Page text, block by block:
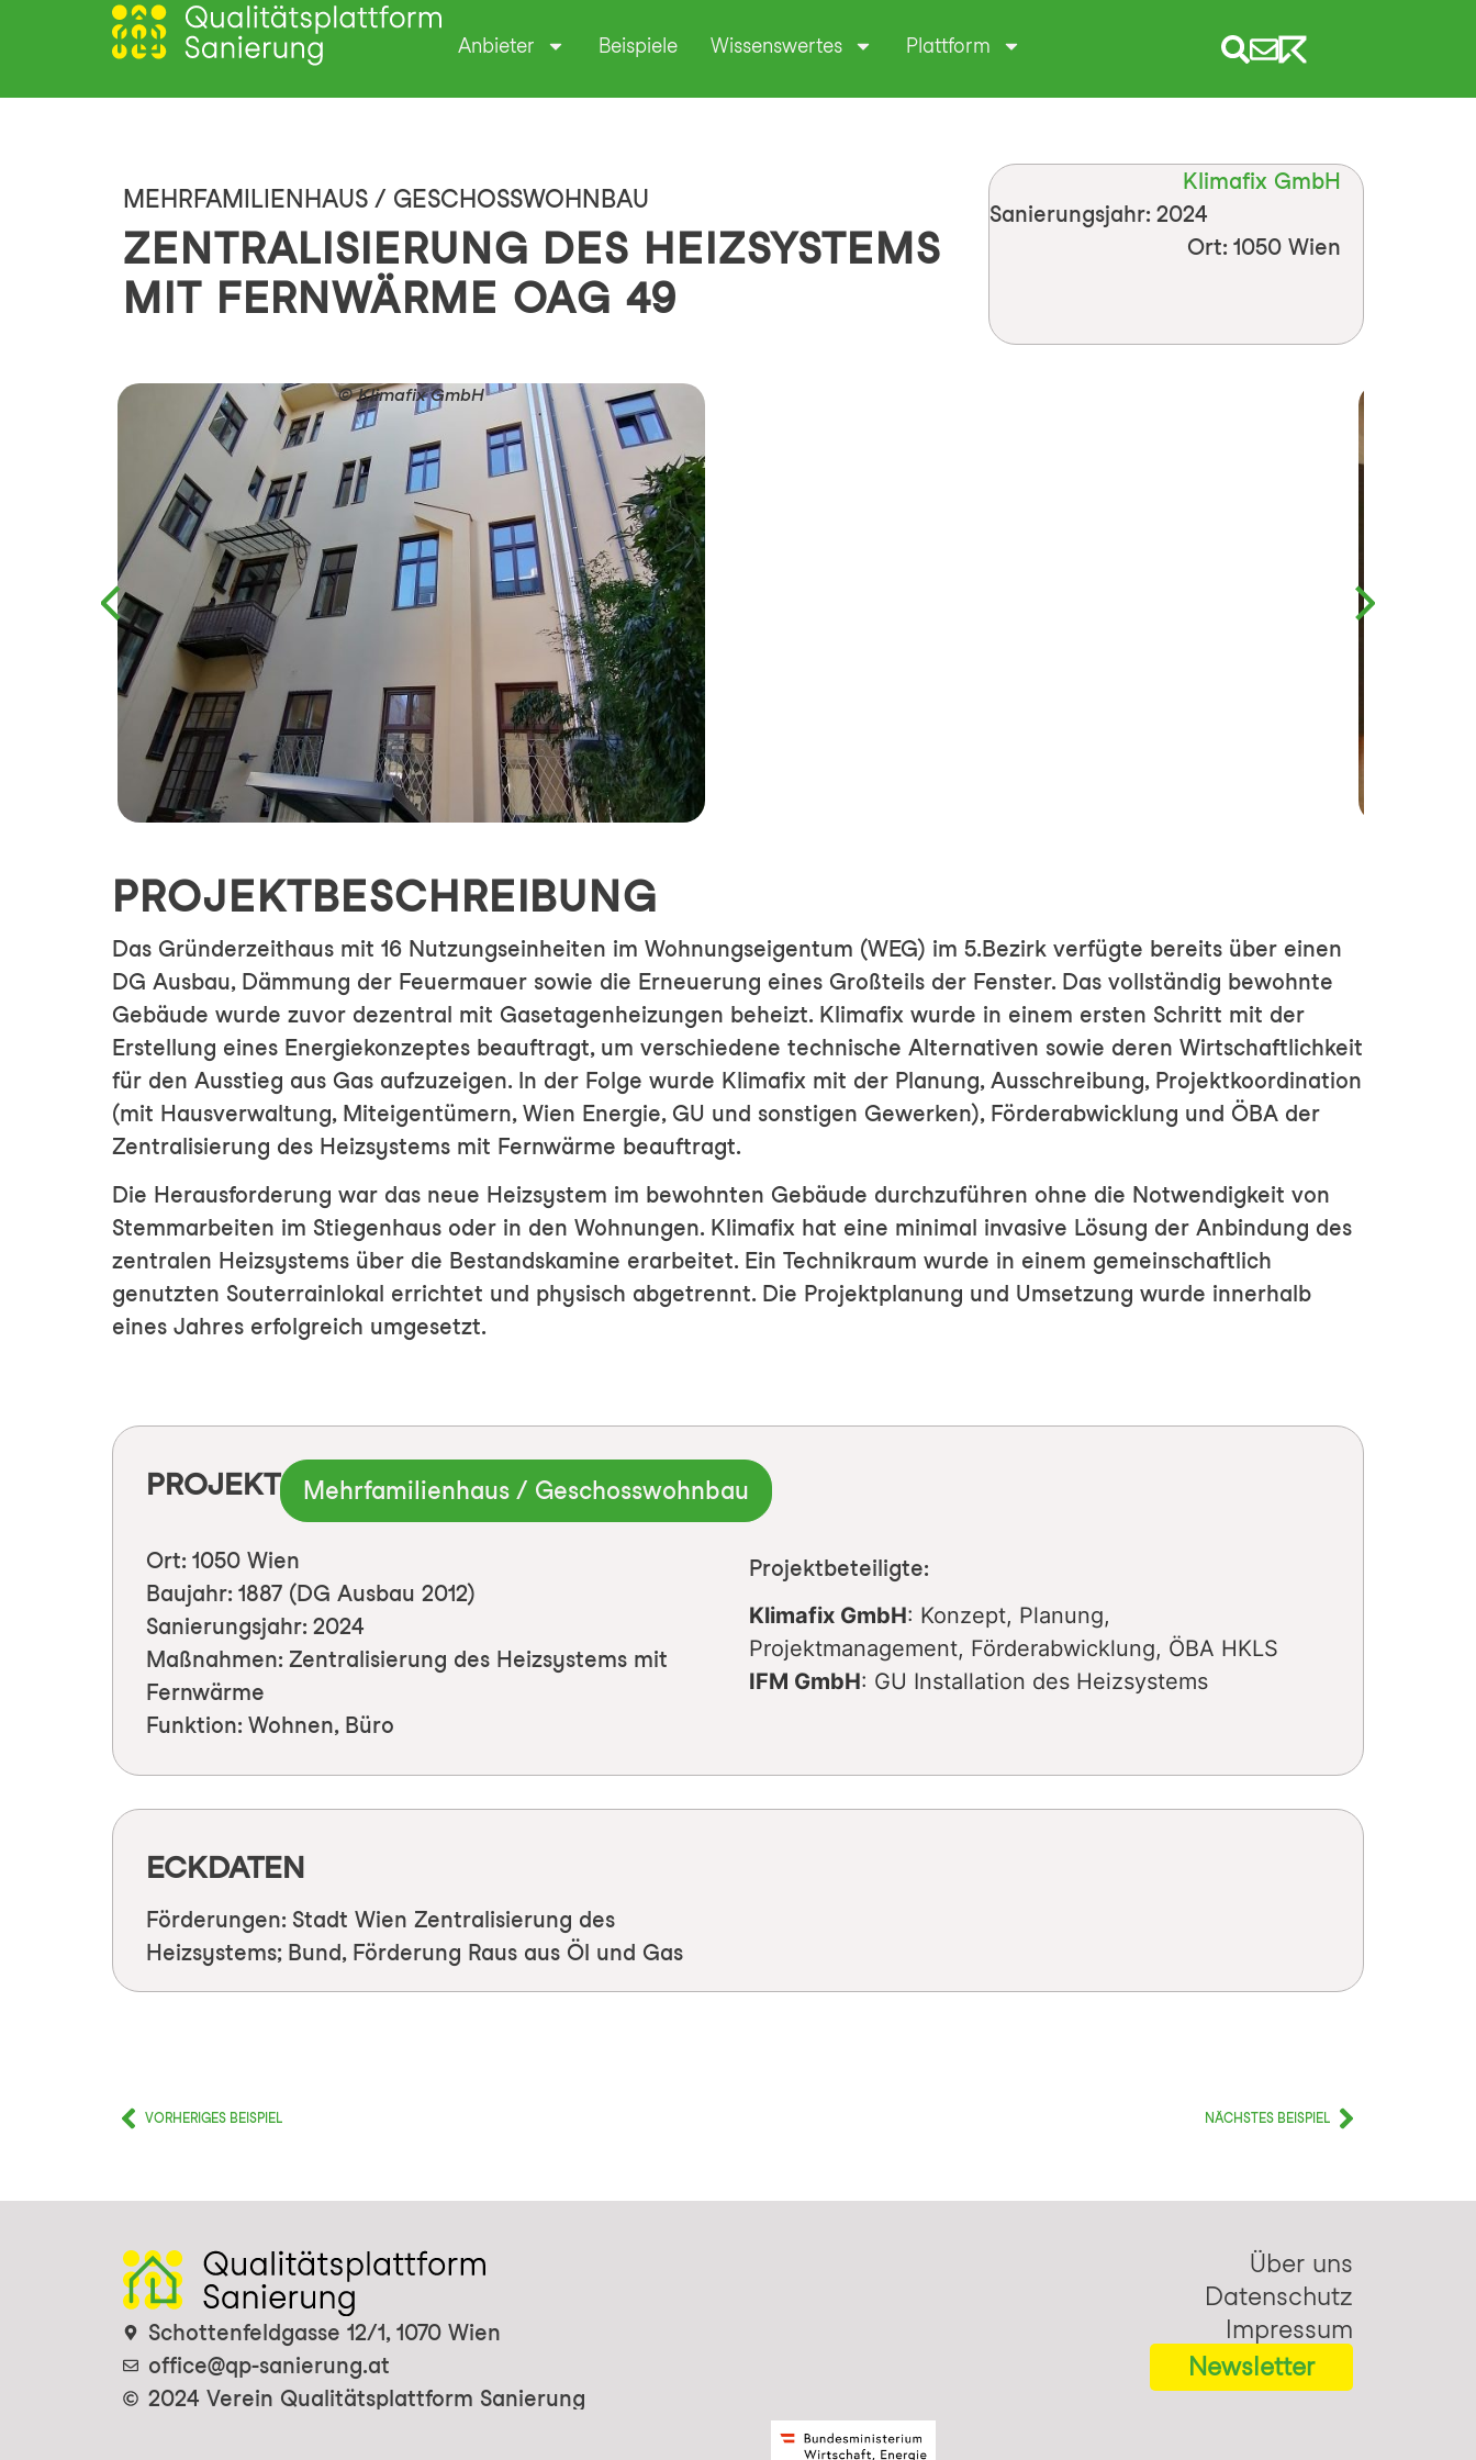
Anbieter Beispiele Wissenswertes Plattform
MEHRFAMILIENHAUS / GESCHOSSWOHNBAU
ZENTRALISIERUNG DES HEIZSYSTEMS
MIT FERNWÄRME OAG 49
Klimafix GmbH
Sanierungsjahr: 2024
Ort: 1050 Wien
© Klimafix GmbH
PROJEKTBESCHREIBUNG
Das Gründerzeithaus mit 16 Nutzungseinheiten im Wohnungseigentum (WEG) im 5.Bezirk verfügte bereits über einen
DG Ausbau, Dämmung der Feuermauer sowie die Erneuerung eines Großteils der Fenster. Das vollständig bewohnte
Gebäude wurde zuvor dezentral mit Gasetagenheizungen beheizt. Klimafix wurde in einem ersten Schritt mit der
Erstellung eines Energiekonzeptes beauftragt, um verschiedene technische Alternativen sowie deren Wirtschaftlichkeit
für den Ausstieg aus Gas aufzuzeigen. In der Folge wurde Klimafix mit der Planung, Ausschreibung, Projektkoordination
(mit Hausverwaltung, Miteigentümern, Wien Energie, GU und sonstigen Gewerken), Förderabwicklung und ÖBA der
Zentralisierung des Heizsystems mit Fernwärme beauftragt.
Die Herausforderung war das neue Heizsystem im bewohnten Gebäude durchzuführen ohne die Notwendigkeit von
Stemmarbeiten im Stiegenhaus oder in den Wohnungen. Klimafix hat eine minimal invasive Lösung der Anbindung des
zentralen Heizsystems über die Bestandskamine erarbeitet. Ein Technikraum wurde in einem gemeinschaftlich
genutzten Souterrainlokal errichtet und physisch abgetrennt. Die Projektplanung und Umsetzung wurde innerhalb
eines Jahres erfolgreich umgesetzt.
PROJEKT Mehrfamilienhaus / Geschosswohnbau
Ort: 1050 Wien
Baujahr: 1887 (DG Ausbau 2012)
Sanierungsjahr: 2024
Maßnahmen: Zentralisierung des Heizsystems mit
Fernwärme
Funktion: Wohnen, Büro
Projektbeteiligte:
Klimafix GmbH: Konzept, Planung,
Projektmanagement, Förderabwicklung, ÖBA HKLS
IFM GmbH: GU Installation des Heizsystems
ECKDATEN
Förderungen: Stadt Wien Zentralisierung des
Heizsystems; Bund, Förderung Raus aus Öl und Gas
VORHERIGES BEISPIEL NÄCHSTES BEISPIEL
Schottenfeldgasse 12/1, 1070 Wien
office@qp-sanierung.at
2024 Verein Qualitätsplattform Sanierung
Über uns
Datenschutz
Impressum
Newsletter